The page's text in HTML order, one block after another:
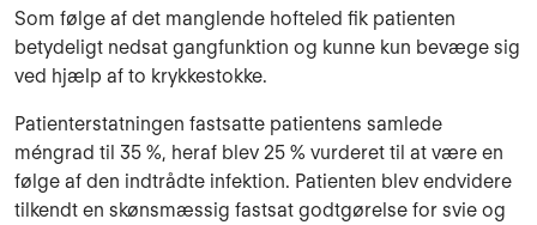
Som følge af det manglende hofteled fik patienten
betydeligt nedsat gangfunktion og kunne kun bevæge sig
ved hjælp af to krykkestokke.
Patienterstatningen fastsatte patientens samlede
méngrad til 35 %, heraf blev 25 % vurderet til at være en
følge af den indtrådte infektion. Patienten blev endvidere
tilkendt en skønsmæssig fastsat godtgørelse for svie og